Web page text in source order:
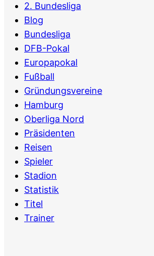
2. Bundesliga
Blog
Bundesliga
DFB-Pokal
Europapokal
Fußball
Gründungsvereine
Hamburg
Oberliga Nord
Präsidenten
Reisen
Spieler
Stadion
Statistik
Titel
Trainer